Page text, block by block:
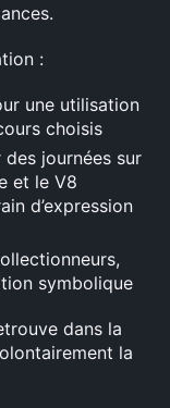
:
une utilisation
choisis
journées sur
et le V8
d’expression
symbolique
dans la
la